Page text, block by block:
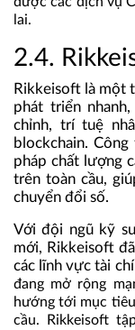
lai.
2.4.
Rikkeisoft là một
phát triển
chỉnh, trí tuệ
blockchain.
pháp chất lượng
trên toàn cầu,
chuyển đổi số.
Với đội ngũ kỹ
mới, Rikkeisoft
các lĩnh vực tài
đang mở rộng
hướng tới mục
cầu. Rikkeisoft